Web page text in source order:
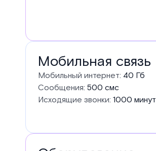
Мобильная связь
Мобильный интернет: 40 Гб
Сообщения: 500 смс
Исходящие звонки: 1000 минут